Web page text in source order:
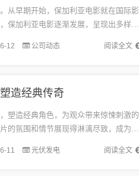
从早期开始，保加利亚电影就在国际影
保加利亚电影逐渐发展，呈现出多样化
、历史和社会变迁，对国内外观众产
阅读全文
12 公司动态
造经典传奇
塑造经典角色，为观众带来惊悚刺激的
的氛围和情节展现得淋漓尽致，成为香
人们感受到恐惧、紧张和神秘，留下
阅读全文
11 光伏发电